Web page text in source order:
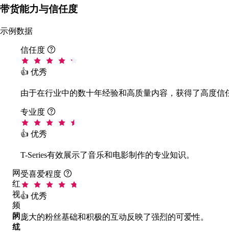
带货能力与信任度
示例数据
信任度 
👍 优秀
由于在行业中的数十年经验和高质量内容，获得了高度信
专业度 
👍 优秀
T-Series有效展示了音乐和电影制作的专业知识。
受喜爱程度 
👍 优秀
庞大的粉丝基础和积极的互动反映了强烈的可爱性。
网
红
视
频
的
成
网
红